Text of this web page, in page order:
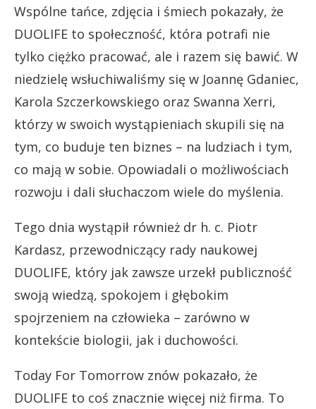
Wspólne tańce, zdjęcia i śmiech pokazały, że
DUOLIFE to społeczność, która potrafi nie
tylko ciężko pracować, ale i razem się bawić. W
niedzielę wsłuchiwaliśmy się w Joannę Gdaniec,
Karola Szczerkowskiego oraz Swanna Xerri,
którzy w swoich wystąpieniach skupili się na
tym, co buduje ten biznes – na ludziach i tym,
co mają w sobie. Opowiadali o możliwościach
rozwoju i dali słuchaczom wiele do myślenia.
Tego dnia wystąpił również dr h. c. Piotr
Kardasz, przewodniczący rady naukowej
DUOLIFE, który jak zawsze urzekł publiczność
swoją wiedzą, spokojem i głębokim
spojrzeniem na człowieka – zarówno w
kontekście biologii, jak i duchowości.
Today For Tomorrow znów pokazało, że
DUOLIFE to coś znacznie więcej niż firma. To